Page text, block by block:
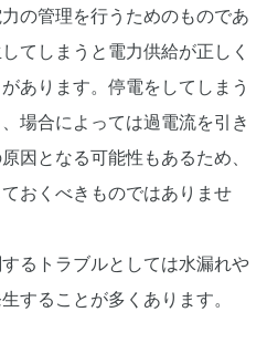
の管理を行うためのものであ
てしまうと電力供給が正しく
あります。停電をしてしまう
場合によっては過電流を引き
因となる可能性もあるため、
おくべきものではありませ
るトラブルとしては水漏れや
することが多くあります。